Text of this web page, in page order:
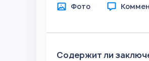
Фото
Содержит ли